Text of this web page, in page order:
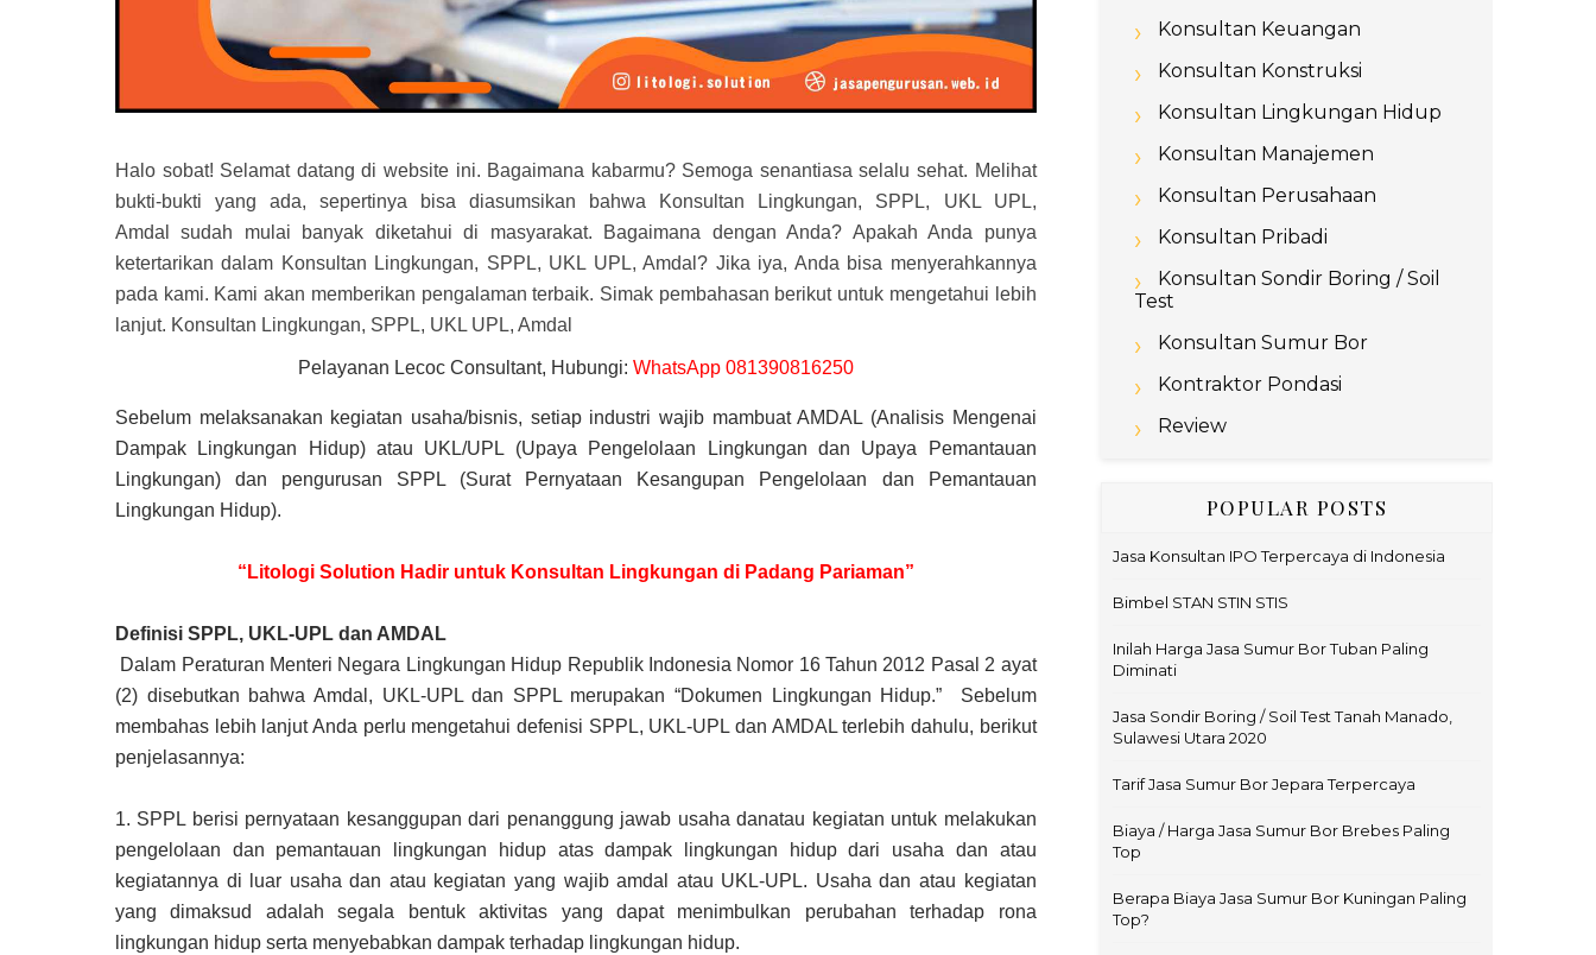
Halo sobat! Selamat datang di website ini. Bagaimana kabarmu? Semoga senantiasa selalu sehat. Melihat
bukti-bukti yang ada, sepertinya bisa diasumsikan bahwa Konsultan Lingkungan, SPPL, UKL UPL,
Amdal
sudah mulai banyak diketahui di masyarakat. Bagaimana dengan Anda? Apakah Anda punya
ketertarikan dalam Konsultan Lingkungan, SPPL, UKL UPL, Amdal? Jika iya, Anda bisa menyerahkannya
pada kami. Kami akan memberikan pengalaman terbaik. Simak pembahasan berikut untuk mengetahui lebih
lanjut. Konsultan Lingkungan, SPPL, UKL UPL, Amdal
Pelayanan Lecoc Consultant, Hubungi: WhatsApp 081390816250
Sebelum melaksanakan kegiatan usaha/bisnis, setiap industri wajib mambuat AMDAL (Analisis Mengenai
Dampak Lingkungan Hidup) atau UKL/UPL (Upaya Pengelolaan Lingkungan dan Upaya Pemantauan
Lingkungan) dan pengurusan SPPL (Surat Pernyataan Kesangupan Pengelolaan dan Pemantauan
Lingkungan Hidup).
“Litologi Solution Hadir untuk Konsultan Lingkungan di Padang Pariaman”
Definisi SPPL, UKL-UPL dan AMDAL
Dalam Peraturan Menteri Negara Lingkungan Hidup Republik Indonesia Nomor 16 Tahun 2012 Pasal 2 ayat
(2) disebutkan bahwa Amdal, UKL-UPL dan SPPL merupakan “Dokumen Lingkungan Hidup.” Sebelum
membahas lebih lanjut Anda perlu mengetahui defenisi SPPL, UKL-UPL dan AMDAL terlebih dahulu, berikut
penjelasannya:
1. SPPL berisi pernyataan kesanggupan dari penanggung jawab usaha danatau kegiatan untuk melakukan
pengelolaan dan pemantauan lingkungan hidup atas dampak lingkungan hidup dari usaha dan atau
kegiatannya di luar usaha dan atau kegiatan yang wajib amdal atau UKL-UPL. Usaha dan atau kegiatan
yang dimaksud adalah segala bentuk aktivitas yang dapat menimbulkan perubahan terhadap rona
lingkungan hidup serta menyebabkan dampak terhadap lingkungan hidup.
Konsultan Keuangan
Konsultan Konstruksi
Konsultan Lingkungan Hidup
Konsultan Manajemen
Konsultan Perusahaan
Konsultan Pribadi
Konsultan Sondir Boring / Soil
Test
Konsultan Sumur Bor
Kontraktor Pondasi
Review
POPULAR POSTS
Jasa Konsultan IPO Terpercaya di Indonesia
Bimbel STAN STIN STIS
Inilah Harga Jasa Sumur Bor Tuban Paling
Diminati
Jasa Sondir Boring / Soil Test Tanah Manado,
Sulawesi Utara 2020
Tarif Jasa Sumur Bor Jepara Terpercaya
Biaya / Harga Jasa Sumur Bor Brebes Paling
Top
Berapa Biaya Jasa Sumur Bor Kuningan Paling
Top?